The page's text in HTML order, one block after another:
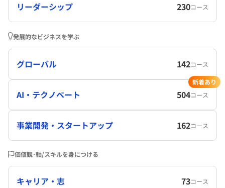
リーダーシップ 230コース
発展的なビジネスを学ぶ
グローバル 142コース
AI・テクノベート 504コース
新着あり
事業開発・スタートアップ 162コース
価値観･軸/スキルを身につける
キャリア・志 73コース